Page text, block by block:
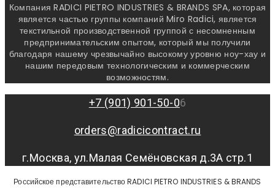
Компания RADICI PIETRO INDUSTRIES & BRANDS SPA, которая
является частью группы компаний Miro Radici, является
текстильной производственной группой с несомненным
предпринимательским опытом, который мы получили
благодаря нашему чрезвычайно высокому уровню ноу-хау и
нашим передовым технологическим и коммерческим
возможностям.
+7 (901) 901-50-06
orders@radicicontract.ru
г.Москва, ул.Малая Семёновская д.3А стр.1
Российское представительство RADICI PIETRO INDUSTRIES & BRANDS